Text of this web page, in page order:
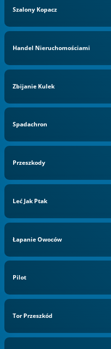
Szalony Kopacz
Handel Nieruchomościami
Zbijanie Kulek
Spadachron
Przeszkody
Leć Jak Ptak
Łapanie Owoców
Pilot
Tor Przeszkód